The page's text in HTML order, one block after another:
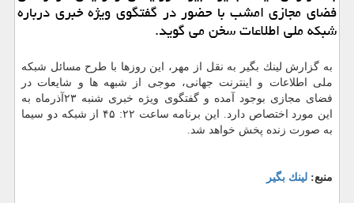
فضای مجازی امشب با حضور در گفتگوی ویژه خبری درباره
شبكه ملی اطلاعات سخن می گوید.
به گزارش لینك بگیر به نقل از مهر، این روزها با طرح مسائل شبكه
ملی اطلاعات و اینترنت جهانی، موجی از شبهه ها و شایعات در
فضای مجازی بوجود آمده و گفتگوی ویژه خبری شنبه ۲۳آذرماه به
این مورد اختصاص دارد. این برنامه ساعت ۲۲: ۴۵ از شبكه دو سیما
به صورت زنده پخش خواهد شد.
منبع: لینك بگیر